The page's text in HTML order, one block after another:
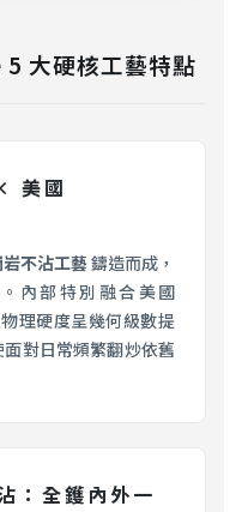
大硬核工藝特點
美國
不沾工藝鑄造而成，
內部特別融合美國
理硬度呈幾何級數提
面對日常頻繁翻炒依舊
：全鑊內外一